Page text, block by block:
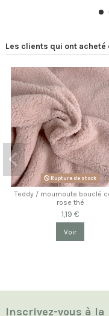
Les clients qui ont
Rupture de stock
Teddy / moumoute bouclé
rose thé
1,19 €
Voir
Inscrivez-vous à